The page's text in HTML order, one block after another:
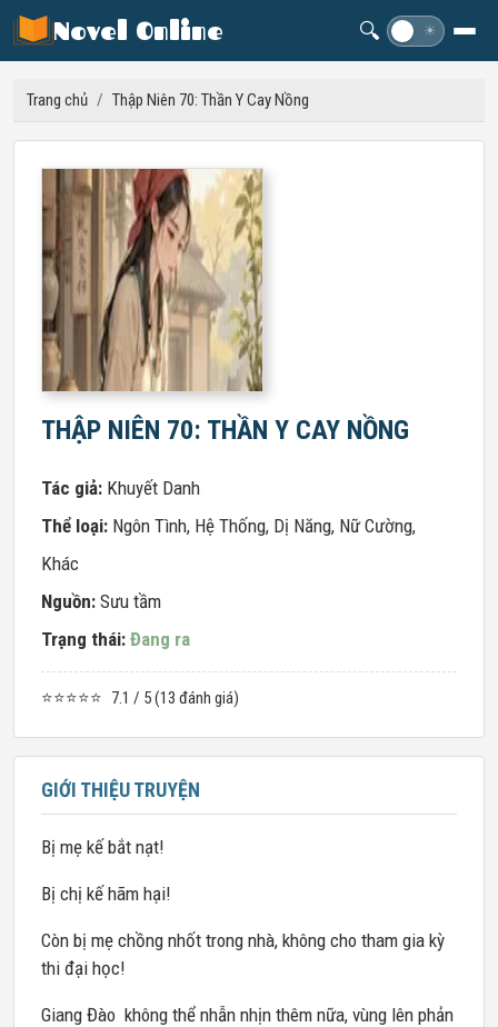
Novel Online 🔍 ☀
Trang chủ / Thập Niên 70: Thần Y Cay Nồng
THẬP NIÊN 70: THẦN Y CAY NỒNG
Tác giả: Khuyết Danh
Thể loại: Ngôn Tình, Hệ Thống, Dị Năng, Nữ Cường,
Khác
Nguồn: Sưu tầm
Trạng thái: Đang ra
⭐⭐⭐⭐⭐ 7.1 / 5 (13 đánh giá)
GIỚI THIỆU TRUYỆN
Bị mẹ kế bắt nạt!
Bị chị kế hãm hại!
Còn bị mẹ chồng nhốt trong nhà, không cho tham gia kỳ
thi đại học!
Giang Đào không thể nhẫn nhịn thêm nữa, vùng lên phản